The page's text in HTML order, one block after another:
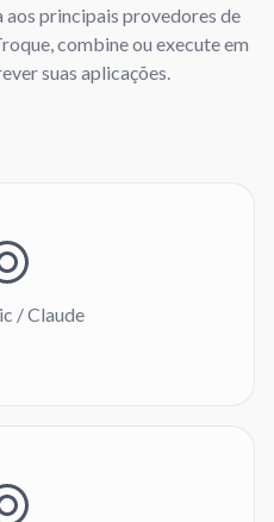
principais provedores de
combine ou execute em
suas aplicações.
/ Claude